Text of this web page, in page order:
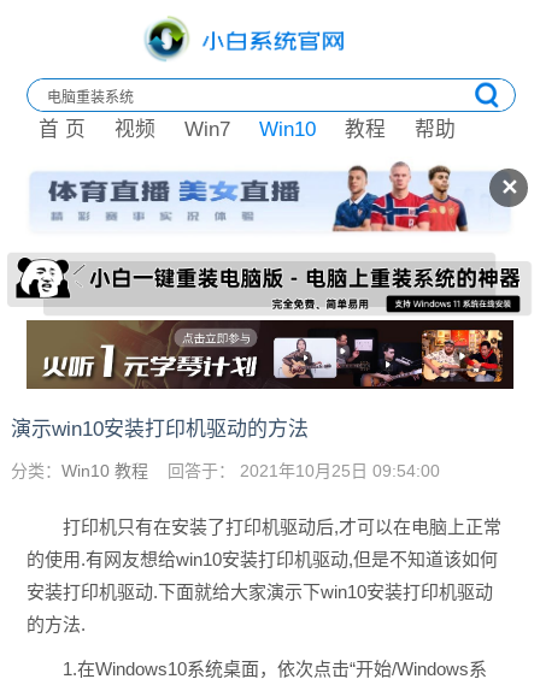
✕
首 页 视频 Win7 Win10 教程 帮助
演示win10安装打印机驱动的方法
分类： Win10 教程 回答于： 2021年10月25日 09:54:00
打印机只有在安装了打印机驱动后,才可以在电脑上正常
的使用.有网友想给win10安装打印机驱动,但是不知道该如何
安装打印机驱动.下面就给大家演示下win10安装打印机驱动
的方法.
1.在Windows10系统桌面，依次点击“开始/Windows系